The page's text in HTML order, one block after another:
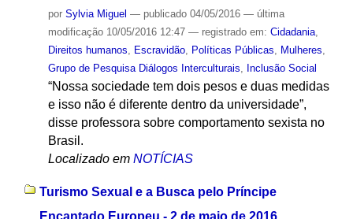
por Sylvia Miguel — publicado04/05/2016 — última
modificação10/05/2016 12:47 — registrado em: Cidadania,
Direitos humanos
Escravidão, Políticas Públicas Mulheres
Grupo de Pesquisa Diálogos Interculturais
Inclusão Social
“Nossa sociedade tem dois pesos e duas medidas
e isso não é diferente dentro da universidade”,
disse professora sobre comportamento sexista no
Brasil.
Localizado em NOTÍCIAS
Turismo Sexual e a Busca pelo Príncipe